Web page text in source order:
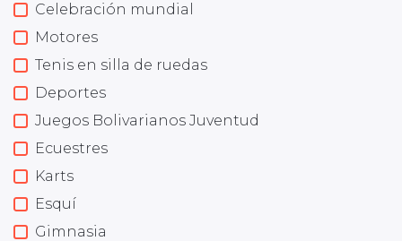
Celebración mundial
Motores
Tenis en silla de ruedas
Deportes
Juegos Bolivarianos Juventud
Ecuestres
Karts
Esquí
Gimnasia